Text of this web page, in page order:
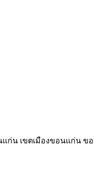
นแก่น เขตเมืองขอนแก่น